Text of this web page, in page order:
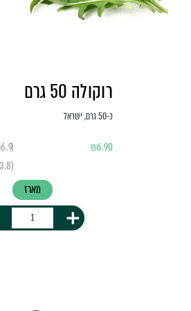
רוקולה 50 גרם
כ-50 גרם, ישראל
₪6.90
(₪6.9 / מארז)
(₪13.8 / 100 גרם)
מארז
+